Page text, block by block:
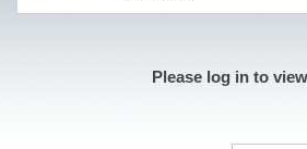
Please log in to